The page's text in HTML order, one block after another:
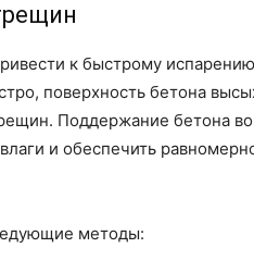
к быстрому
поверхность бетона
Поддержание бетона во
и обеспечить
методы: